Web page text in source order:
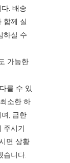
. 배송
함께 실
하실 수
가능한
를 수 있
소한 하
, 급한
주시기
면 상황
습니다.